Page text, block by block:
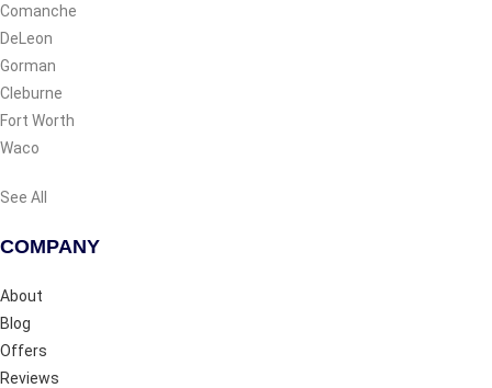
Comanche
DeLeon
Gorman
Cleburne
Fort Worth
Waco
See All
COMPANY
About
Blog
Offers
Reviews